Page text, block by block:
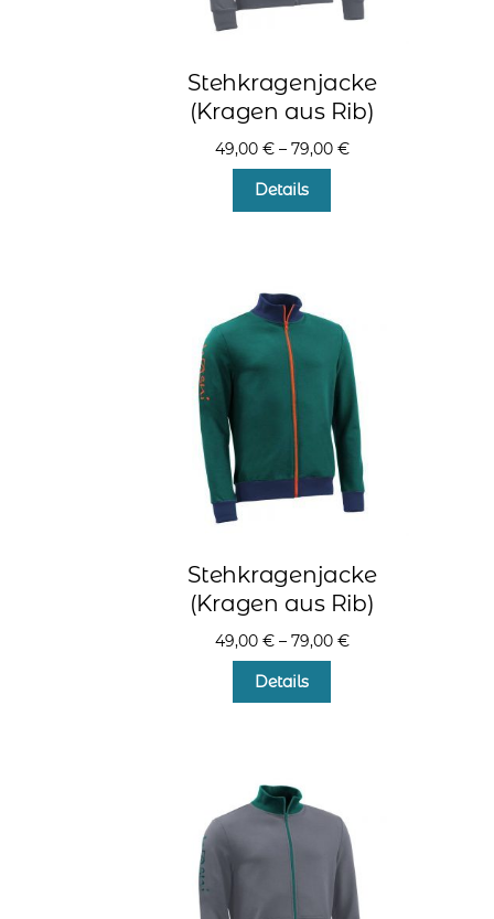
Stehkragenjacke
(Kragen aus Rib)
49,00 €– 79,00 €
Details
Die
Optionen
können
auf
der
Produktseite
gewählt
werden
Stehkragenjacke
(Kragen aus Rib)
49,00 €– 79,00 €
Details
Die
Optionen
können
auf
der